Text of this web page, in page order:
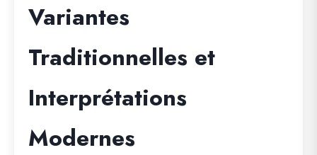
Variantes
Traditionnelles et
Interprétations
Modernes